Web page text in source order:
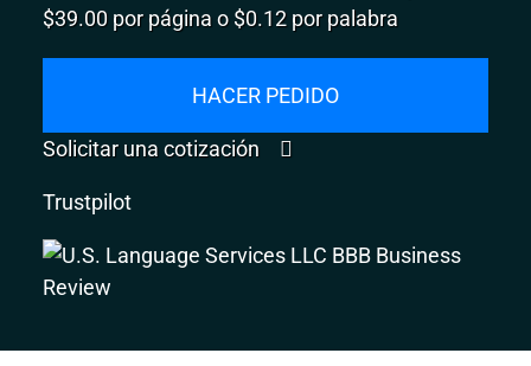
$39.00 por página o $0.12 por palabra
HACER PEDIDO
Solicitar una cotización
Trustpilot